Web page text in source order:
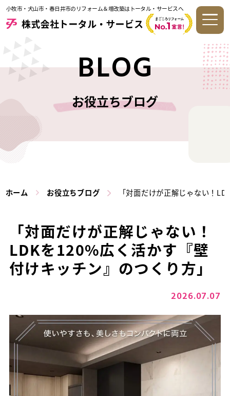
小牧市・犬山市・春日井市のリフォーム＆増改築はトータル・サービスへ
BLOG
お役立ちブログ
ホーム お役立ちブログ 「対面だけが正解じゃない！
「対面だけが正解じゃない！
LDKを120%広く活かす『壁
付けキッチン』のつくり方」
2026.07.07